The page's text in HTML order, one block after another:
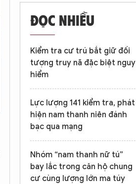
ĐỌC NHIỀU
Kiểm tra cư trú bắt giữ đối
tượng truy nã đặc biệt nguy
hiểm
Lực lượng 141 kiểm tra, phát
hiện nam thanh niên đánh
bạc qua mạng
Nhóm “nam thanh nữ tú”
bay lắc trong căn hộ chung
cư cùng lượng lớn ma túy